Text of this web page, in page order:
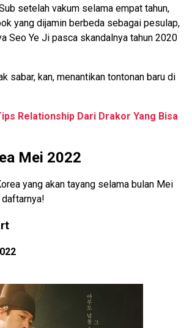
setelah vakum selama empat tahun,
yang dijamin berbeda sebagai pesulap,
Seo Ye Ji pasca skandalnya tahun 2020
sabar, kan, menantikan tontonan baru di
Relationship Dari Drakor Yang Bisa
Mei 2022
yang akan tayang selama bulan Mei